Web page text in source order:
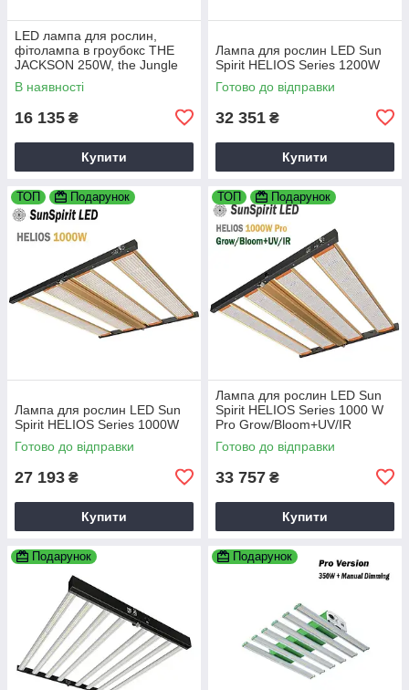
LED лампа для рослин,
фітолампа в гроубокс THE
JACKSON 250W, the Jungle
(ручний димінг)
В наявності
16 135 ₴
Купити
Лампа для рослин LED Sun
Spirit HELIOS Series 1200W
Готово до відправки
32 351 ₴
Купити
ТОП Подарунок
Лампа для рослин LED Sun
Spirit HELIOS Series 1000W
Готово до відправки
27 193 ₴
Купити
ТОП Подарунок
Лампа для рослин LED Sun
Spirit HELIOS Series 1000 W
Pro Grow/Bloom+UV/IR
Готово до відправки
33 757 ₴
Купити
Подарунок Подарунок